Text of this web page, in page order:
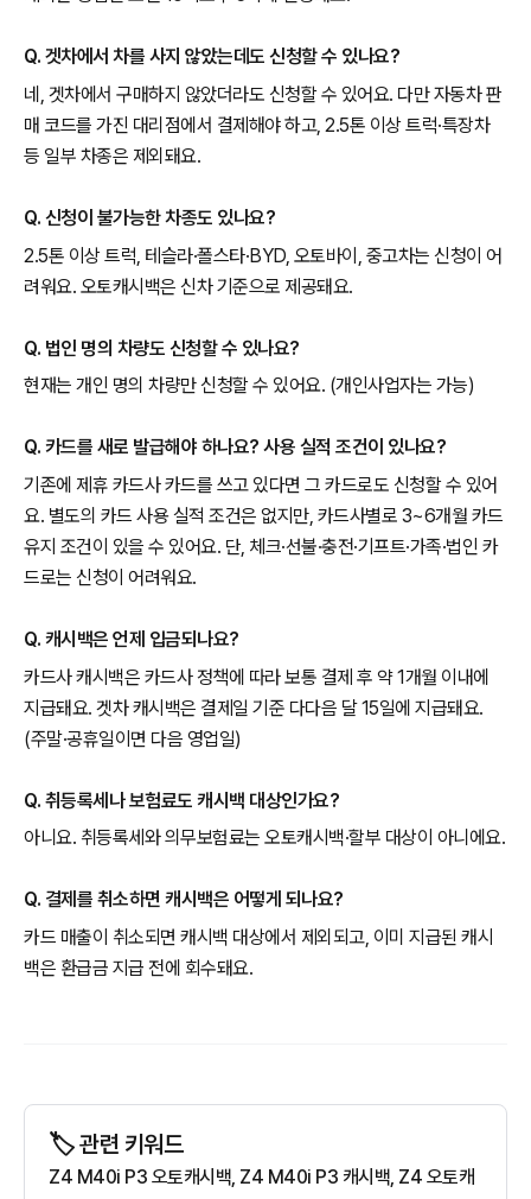
Q. 겟차에서 차를 사지 않았는데도 신청할 수 있나요?
네, 겟차에서 구매하지 않았더라도 신청할 수 있어요. 다만 자동차 판
매 코드를 가진 대리점에서 결제해야 하고, 2.5톤 이상 트럭·특장차
등 일부 차종은 제외돼요.
Q. 신청이 불가능한 차종도 있나요?
2.5톤 이상 트럭, 테슬라·폴스타·BYD, 오토바이, 중고차는 신청이 어
려워요. 오토캐시백은 신차 기준으로 제공돼요.
Q. 법인 명의 차량도 신청할 수 있나요?
현재는 개인 명의 차량만 신청할 수 있어요. (개인사업자는 가능)
Q. 카드를 새로 발급해야 하나요? 사용 실적 조건이 있나요?
기존에 제휴 카드사 카드를 쓰고 있다면 그 카드로도 신청할 수 있어
요. 별도의 카드 사용 실적 조건은 없지만, 카드사별로 3~6개월 카드
유지 조건이 있을 수 있어요. 단, 체크·선불·충전·기프트·가족·법인 카
드로는 신청이 어려워요.
Q. 캐시백은 언제 입금되나요?
카드사 캐시백은 카드사 정책에 따라 보통 결제 후 약 1개월 이내에
지급돼요. 겟차 캐시백은 결제일 기준 다다음 달 15일에 지급돼요.
(주말·공휴일이면 다음 영업일)
Q. 취등록세나 보험료도 캐시백 대상인가요?
아니요. 취등록세와 의무보험료는 오토캐시백·할부 대상이 아니에요.
Q. 결제를 취소하면 캐시백은 어떻게 되나요?
카드 매출이 취소되면 캐시백 대상에서 제외되고, 이미 지급된 캐시
백은 환급금 지급 전에 회수돼요.
🏷️ 관련 키워드
Z4 M40i P3 오토캐시백, Z4 M40i P3 캐시백, Z4 오토캐